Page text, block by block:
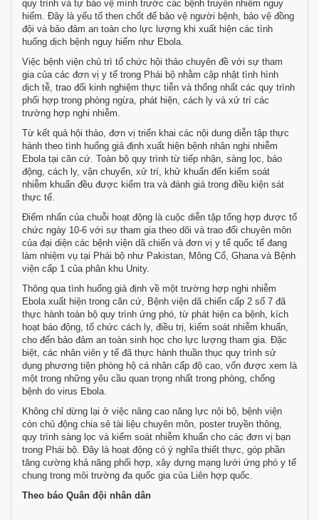
quy trình và tự bảo vệ mình trước các bệnh truyền nhiễm nguy
hiểm. Đây là yếu tố then chốt để bảo vệ người bệnh, bảo vệ đồng
đội và bảo đảm an toàn cho lực lượng khi xuất hiện các tình
huống dịch bệnh nguy hiểm như Ebola.
Việc bệnh viện chủ trì tổ chức hội thảo chuyên đề với sự tham
gia của các đơn vị y tế trong Phái bộ nhằm cập nhật tình hình
dịch tễ, trao đổi kinh nghiệm thực tiễn và thống nhất các quy trình
phối hợp trong phòng ngừa, phát hiện, cách ly và xử trí các
trường hợp nghi nhiễm.
Từ kết quả hội thảo, đơn vị triển khai các nội dung diễn tập thực
hành theo tình huống giả định xuất hiện bệnh nhân nghi nhiễm
Ebola tại căn cứ. Toàn bộ quy trình từ tiếp nhận, sàng lọc, báo
động, cách ly, vận chuyển, xử trí, khử khuẩn đến kiểm soát
nhiễm khuẩn đều được kiểm tra và đánh giá trong điều kiện sát
thực tế.
Điểm nhấn của chuỗi hoạt động là cuộc diễn tập tổng hợp được tổ
chức ngày 10-6 với sự tham gia theo dõi và trao đổi chuyên môn
của đại diện các bệnh viện dã chiến và đơn vị y tế quốc tế đang
làm nhiệm vụ tại Phái bộ như Pakistan, Mông Cổ, Ghana và Bệnh
viện cấp 1 của phân khu Unity.
Thông qua tình huống giả định về một trường hợp nghi nhiễm
Ebola xuất hiện trong căn cứ, Bệnh viện dã chiến cấp 2 số 7 đã
thực hành toàn bộ quy trình ứng phó, từ phát hiện ca bệnh, kích
hoạt báo động, tổ chức cách ly, điều trị, kiểm soát nhiễm khuẩn,
cho đến bảo đảm an toàn sinh học cho lực lượng tham gia. Đặc
biệt, các nhân viên y tế đã thực hành thuần thục quy trình sử
dụng phương tiện phòng hộ cá nhân cấp độ cao, vốn được xem là
một trong những yêu cầu quan trọng nhất trong phòng, chống
bệnh do virus Ebola.
Không chỉ dừng lại ở việc nâng cao năng lực nội bộ, bệnh viện
còn chủ động chia sẻ tài liệu chuyên môn, poster truyền thông,
quy trình sàng lọc và kiểm soát nhiễm khuẩn cho các đơn vị bạn
trong Phái bộ. Đây là hoạt động có ý nghĩa thiết thực, góp phần
tăng cường khả năng phối hợp, xây dựng mạng lưới ứng phó y tế
chung trong môi trường đa quốc gia của Liên hợp quốc.
Theo báo Quân đội nhân dân